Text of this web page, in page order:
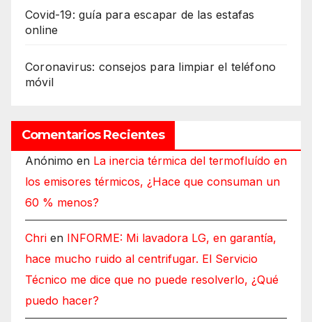
Covid-19: guía para escapar de las estafas
online
Coronavirus: consejos para limpiar el teléfono
móvil
Comentarios Recientes
Anónimo en La inercia térmica del termofluído en
los emisores térmicos, ¿Hace que consuman un
60 % menos?
Chri en INFORME: Mi lavadora LG, en garantía,
hace mucho ruido al centrifugar. El Servicio
Técnico me dice que no puede resolverlo, ¿Qué
puedo hacer?